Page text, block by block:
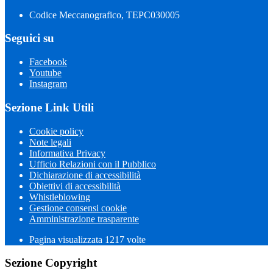
Codice Meccanografico, TEPC030005
Seguici su
Facebook
Youtube
Instagram
Sezione Link Utili
Cookie policy
Note legali
Informativa Privacy
Ufficio Relazioni con il Pubblico
Dichiarazione di accessibilità
Obiettivi di accessibilità
Whistleblowing
Gestione consensi cookie
Amministrazione trasparente
Pagina visualizzata 1217 volte
Sezione Copyright